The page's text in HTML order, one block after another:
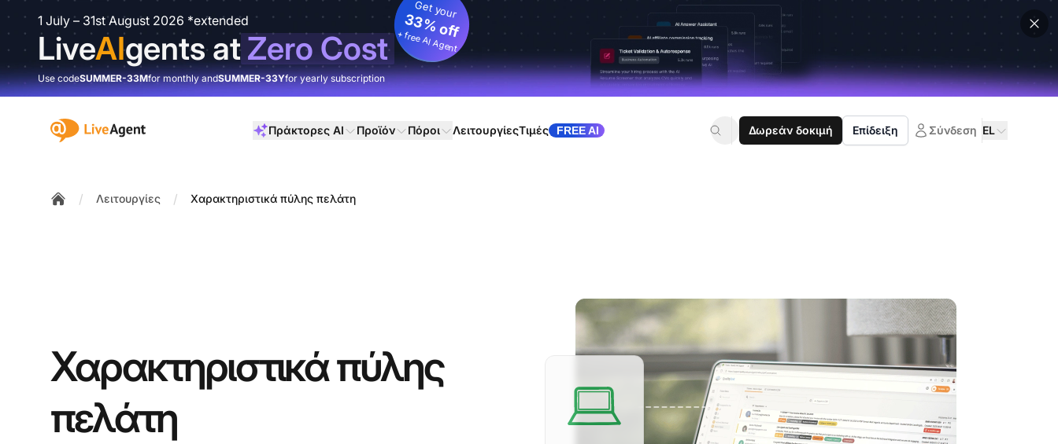
1 July – 31st August 2026 *extended
LiveAIgents atZero Cost
Get your
33% off
+ free AI Agent
Use codeSUMMER-33Mfor monthly andSUMMER-33Yfor yearly subscription
:site.title Πράκτορες AI Προϊόν Πόροι ΛειτουργίεςΤιμές FREE AI Δωρεάν δοκιμή Επίδειξη Σύνδεση EL
/ Λειτουργίες / Χαρακτηριστικά πύλης πελάτη
Χαρακτηριστικά πύλης
πελάτη